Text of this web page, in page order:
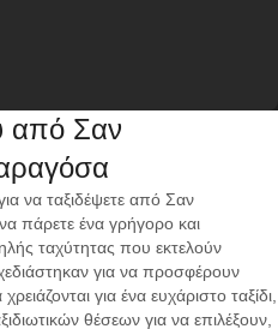
από Σαν
να ταξιδέψετε από Σαν
πάρετε ένα γρήγορο και
ταχύτητας που εκτελούν
για να προσφέρουν
για ένα ευχάριστο ταξίδι,
θέσεων για να επιλέξουν,